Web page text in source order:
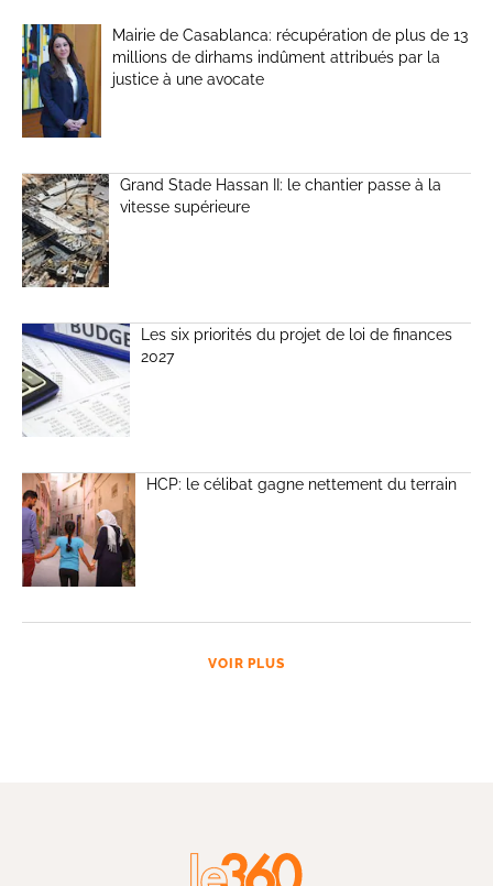
Mairie de Casablanca: récupération de plus de 13
millions de dirhams indûment attribués par la
justice à une avocate
Grand Stade Hassan II: le chantier passe à la
vitesse supérieure
Les six priorités du projet de loi de finances
2027
HCP: le célibat gagne nettement du terrain
VOIR PLUS